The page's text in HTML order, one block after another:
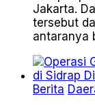
Jakarta.
tersebut
antaranya
Berita